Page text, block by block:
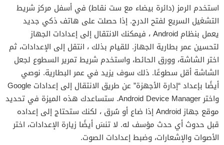
استخدم الرمز (دائرة بيضاء مع ست نقاط) في أسفل مركز شريط
التشغيل السريع لفتح الدرج. إذا حصلت على هاتف ذكي جديد
يعمل بنظام Android ، فيمكنك الانتقال إلى إعدادات الجهاز
لتحسين عمر بطارية الجهاز. للقيام بذلك ، انتقل إلى الإعدادات، ثم
اختر الشاشة، وورق الحائط، واستخدم شريط تمرير السطوع لجعل
الشاشة أقل سطوعًا. ذلك سوف يزيد في عمر البطارية. نوصي
أيضًا بإعداد “إدارة الأجهزة” عن طريق الانتقال إلى إعدادات Google
واختر Android Device Manager. ستساعدك هذه الميزة في تحديد
موقع جهاز Android إذا ضاع أو سُرق ، لكنك ستحتاج إلى إعداده
قبل حدوث أي حدث مؤسف له. لا تنسَ أيضًا زيارة الإعدادات، اختر
الأصوات والإشعارات، وضبط إعدادات الصوت.